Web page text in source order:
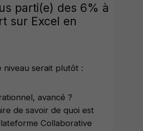
parti(e) des 6% à
sur Excel en
niveau serait plutôt :
avancé ?
de savoir de quoi est
Collaborative